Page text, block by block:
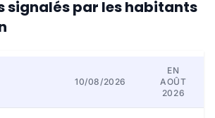
signalés par les habitants
10/08/2026
EN
AOÛT
2026